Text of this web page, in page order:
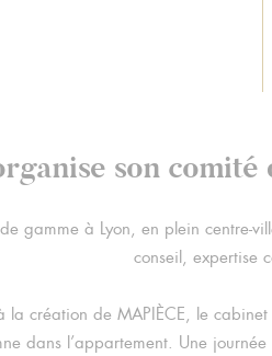
son
gamme à Lyon, en plein centre-
conseil, expertise
la création de MAPIÈCE, le
dans l’appartement. Une